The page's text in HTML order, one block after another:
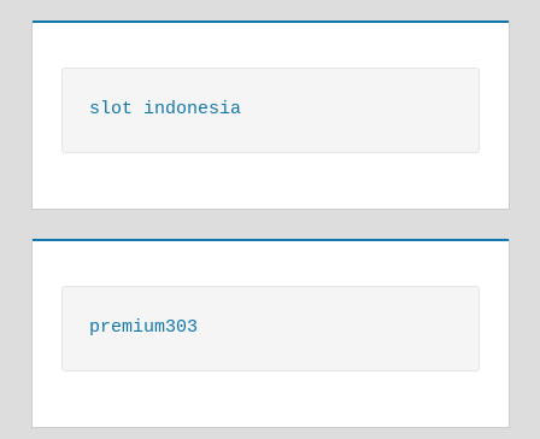
slot indonesia
premium303